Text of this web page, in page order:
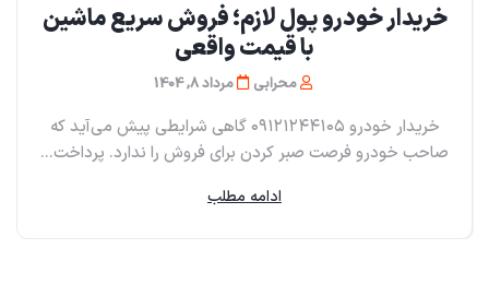
خریدار خودرو پول لازم؛ فروش سریع ماشین
با قیمت واقعی
محرابی مرداد 8, 1404
خریدار خودرو ۰۹۱۲۱۲۴۴۱۰۵ گاهی شرایطی پیش می‌آید که
صاحب خودرو فرصت صبر کردن برای فروش را ندارد. پرداخت...
ادامه مطلب